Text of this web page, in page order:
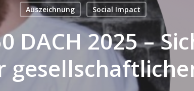
Auszeichnung Social Impact
DACH 2025 –